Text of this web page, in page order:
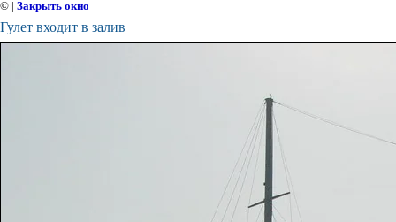
© | Закрыть окно
Гулет входит в залив